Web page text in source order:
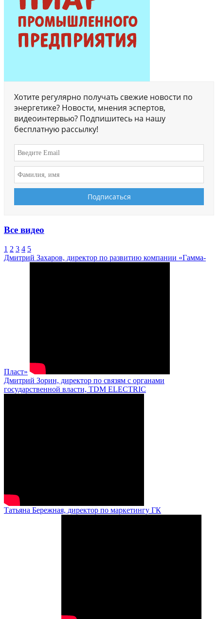
Хотите регулярно получать свежие новости по
энергетике? Новости, мнения эспертов,
видеоинтервью? Подпишитесь на нашу
бесплатную рассылку!
Все видео
1 2 3 4 5
Дмитрий Захаров, директор по развитию компании «Гамма-
Пласт»
Дмитрий Зорин, директор по связям с органами
государственной власти, TDM ELECTRIC
Татьяна Бережная, директор по маркетингу ГК